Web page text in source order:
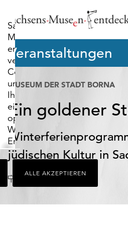
Sachsens-
Museen-
entdecken.de
verwendet
Cookies,
um
Ihnen
ein
optimales
Webseiten-
Erlebnis
zu
bieten.
Dazu
zählen
ALLE AKZEPTIEREN
Veranstaltungen
MUSEUM DER STADT BORNA
Ein goldener
jüdischen Kultur in
Borna Datum
Uhr